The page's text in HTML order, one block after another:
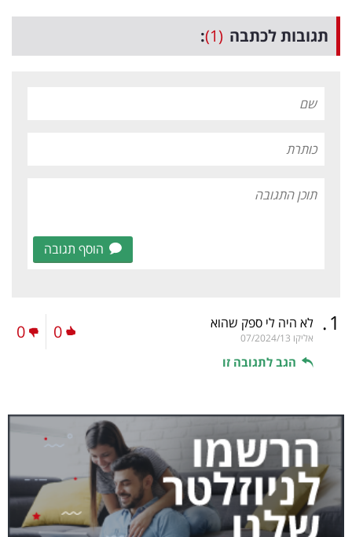
תגובות לכתבה (1)
:
הוסף תגובה
1
. לא היה לי ספק שהוא
אליקו 07/2024/13
הגב לתגובה זו
0
0